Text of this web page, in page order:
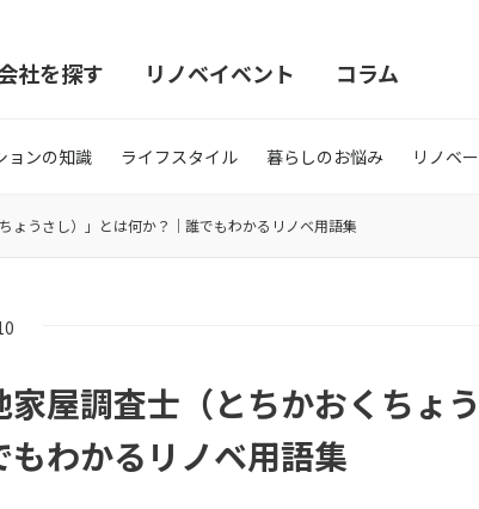
社を探す リノベイベント コラム
ョンの知識 ライフスタイル 暮らしのお悩み リノベ
ょうさし）」とは何か？｜誰でもわかるリノベ用語集
家屋調査士（とちかおくちょ
もわかるリノベ用語集